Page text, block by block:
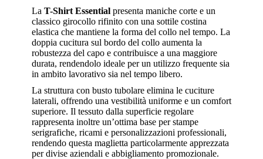
La T-Shirt Essential presenta maniche corte e un
classico girocollo rifinito con una sottile costina
elastica che mantiene la forma del collo nel tempo. La
doppia cucitura sul bordo del collo aumenta la
robustezza del capo e contribuisce a una maggiore
durata, rendendolo ideale per un utilizzo frequente sia
in ambito lavorativo sia nel tempo libero.
La struttura con busto tubolare elimina le cuciture
laterali, offrendo una vestibilità uniforme e un comfort
superiore. Il tessuto dalla superficie regolare
rappresenta inoltre un’ottima base per stampe
serigrafiche, ricami e personalizzazioni professionali,
rendendo questa maglietta particolarmente apprezzata
per divise aziendali e abbigliamento promozionale.